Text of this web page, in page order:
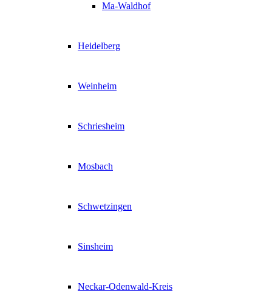
Ma-Waldhof
Heidelberg
Weinheim
Schriesheim
Mosbach
Schwetzingen
Sinsheim
Neckar-Odenwald-Kreis